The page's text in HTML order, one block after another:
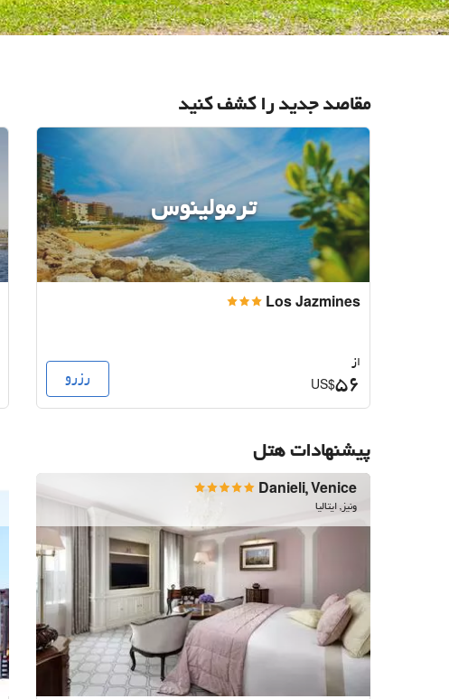
مقاصد جدید را کشف کنید
ترمولینوس
Los Jazmines
از
US$56 رزرو
پیشنهادات هتل
Danieli, Venice
ونیز, ایتالیا